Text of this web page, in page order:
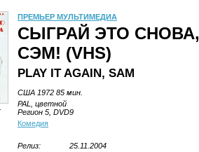
ПРЕМЬЕР МУЛЬТИМЕДИА
СЫГРАЙ ЭТО СНОВА,
СЭМ! (VHS)
PLAY IT AGAIN, SAM
США 1972 85 мин.
PAL, цветной
Регион 5, DVD9
Комедия
Релиз:
25.11.2004